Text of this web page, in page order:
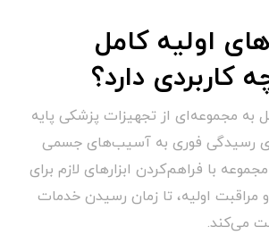
اولیه کامل
دارد؟
به مجموعه‌ای از تجهیزات پزشکی پایه
رسیدگی فوری به آسیب‌های جسمی
با فراهم‌کردن ابزارهای لازم برای
مراقبت اولیه، تا زمان رسیدن خدمات
می‌کند.